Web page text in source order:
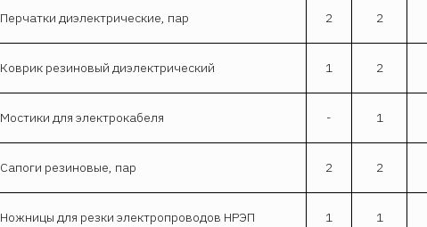
Перчатки диэлектрические, пар 2 2
Коврик резиновый диэлектрический 1 2
Мостики для электрокабеля - 1
Сапоги резиновые, пар 2 2
Ножницы для резки электропроводов НРЭП 1 1